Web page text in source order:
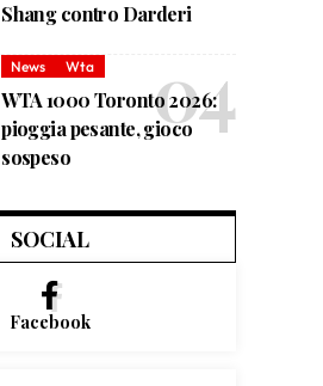
Shang contro Darderi
News Wta
WTA 1000 Toronto 2026:
pioggia pesante, gioco
sospeso
SOCIAL
Facebook